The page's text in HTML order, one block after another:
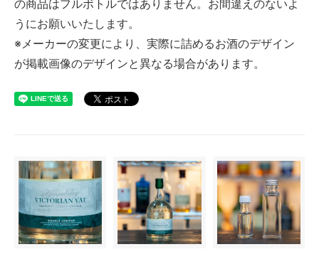
の商品はフルボトルではありません。お間違えのないよ
うにお願いいたします。
※メーカーの変更により、実際に詰めるお酒のデザイン
が掲載画像のデザインと異なる場合があります。